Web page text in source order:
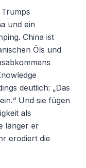
und ein
China ist
Öls und
deutlich: „Das
Und sie fügen
als
länger er
erodiert die